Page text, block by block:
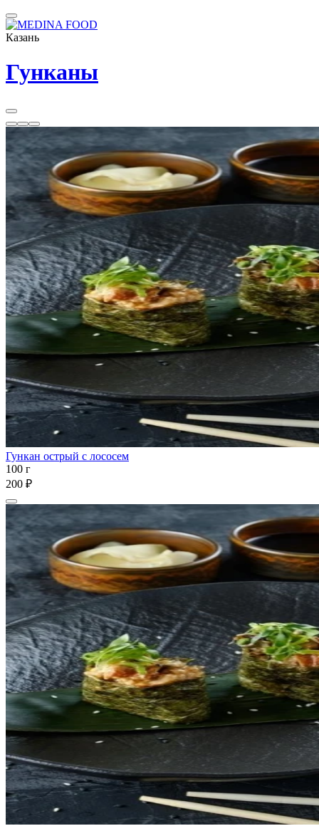
Казань
Гунканы
Гункан острый с лососем
100 г
200 ₽